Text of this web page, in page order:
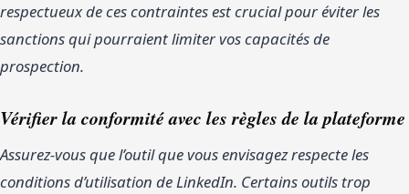
respectueux de ces contraintes est crucial pour éviter les
sanctions qui pourraient limiter vos capacités de
prospection.
Vérifier la conformité avec les règles de la plateforme
Assurez-vous que l’outil que vous envisagez respecte les
conditions d’utilisation de LinkedIn. Certains outils trop